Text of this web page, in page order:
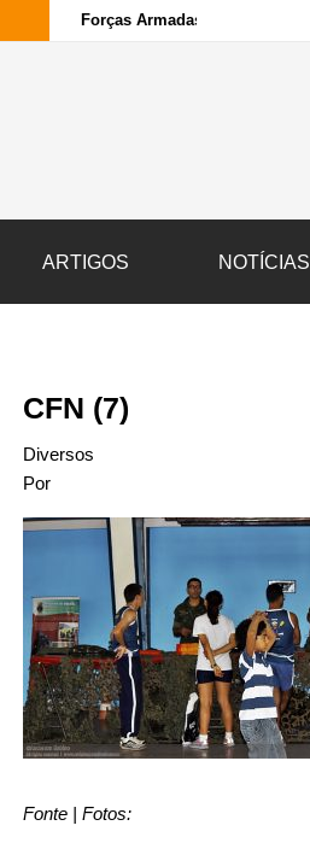
Forças Armadas e sociedade
ARTIGOS NOTÍCIAS
CFN (7)
Diversos
Por
Fonte | Fotos: